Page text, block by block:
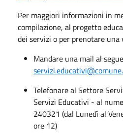
Per maggiori informazioni in
compilazione, al progetto
dei servizi o per prenotare una
Mandare una mail al
Telefonare al Settore
Servizi Educativi - al
240321 (dal Lunedì al
ore 12)